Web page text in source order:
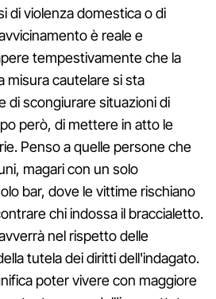
di violenza domestica o di
è reale e
tempestivamente che la
misura cautelare si sta
di scongiurare situazioni di
però, di mettere in atto le
Penso a quelle persone che
magari con un solo
bar, dove le vittime rischiano
chi indossa il braccialetto.
nel rispetto delle
tutela dei diritti dell'indagato.
poter vivere con maggiore